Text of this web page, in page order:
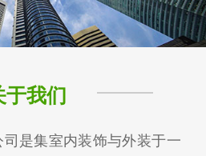
于我们
是集室内装饰与外装于一